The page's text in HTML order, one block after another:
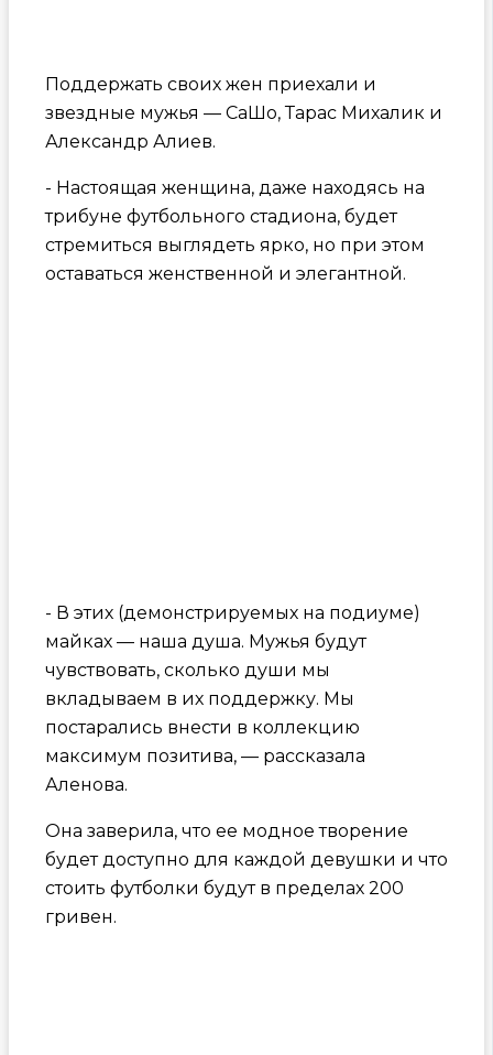
Поддержать своих жен приехали и
звездные мужья — СаШо, Тарас Михалик и
Александр Алиев.
- Настоящая женщина, даже находясь на
трибуне футбольного стадиона, будет
стремиться выглядеть ярко, но при этом
оставаться женственной и элегантной.
- В этих (демонстрируемых на подиуме)
майках — наша душа. Мужья будут
чувствовать, сколько души мы
вкладываем в их поддержку. Мы
постарались внести в коллекцию
максимум позитива, — рассказала
Аленова.
Она заверила, что ее модное творение
будет доступно для каждой девушки и что
стоить футболки будут в пределах 200
гривен.